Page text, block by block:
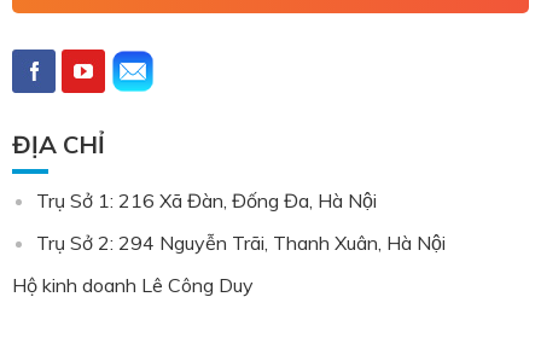
ĐỊA CHỈ
Trụ Sở 1: 216 Xã Đàn, Đống Đa, Hà Nội
Trụ Sở 2: 294 Nguyễn Trãi, Thanh Xuân, Hà Nội
Hộ kinh doanh Lê Công Duy